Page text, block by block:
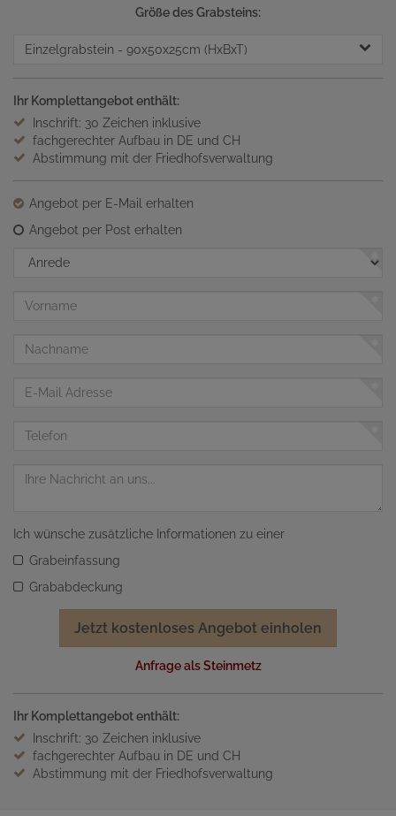
Größe des Grabsteins:
Einzelgrabstein - 90x50x25cm (HxBxT)
Ihr Komplettangebot enthält:
Inschrift: 30 Zeichen inklusive
fachgerechter Aufbau in DE und CH
Abstimmung mit der Friedhofsverwaltung
Angebot per E-Mail erhalten
Angebot per Post erhalten
Anrede
Vorname
Nachname
Telefon
Nachricht
Ich wünsche zusätzliche Informationen zu einer
Grabeinfassung
Grababdeckung
Jetzt kostenloses Angebot einholen
Anfrage als Steinmetz
Ihr Komplettangebot enthält:
Inschrift: 30 Zeichen inklusive
fachgerechter Aufbau in DE und CH
Abstimmung mit der Friedhofsverwaltung